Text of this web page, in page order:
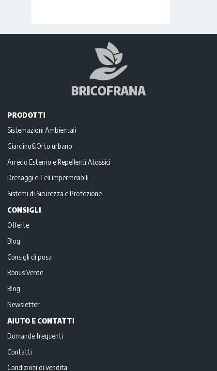
BRICOFRANA
PRODOTTI
Sistemazioni Ambientali
Giardino&Orto urbano
Arredo Esterno e Repellenti Atossici
Drenaggi e Teli impermeabili
Sistemi di Sicurezza e Protezione
CONSIGLI
Offerte
Blog
Consigli di posa
Bonus Verde
Blog
Newsletter
AIUTO E CONTATTI
Domande frequenti
Contatti
Condizioni di vendita